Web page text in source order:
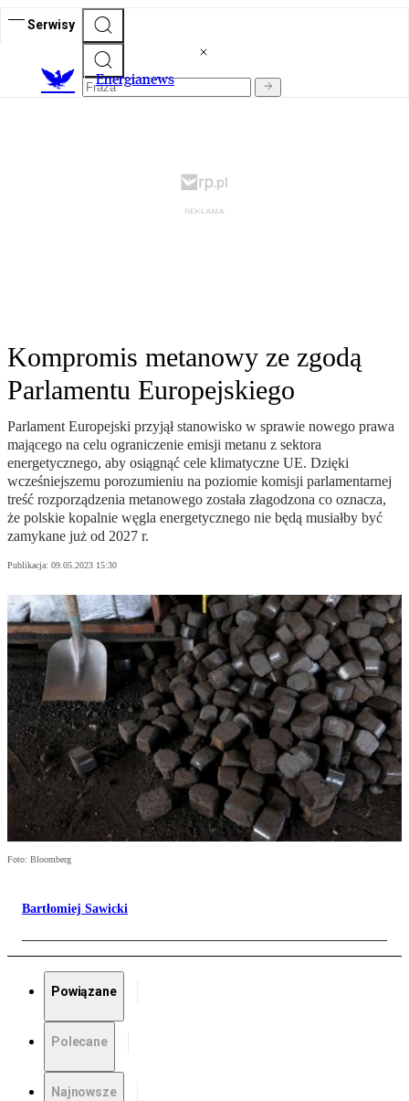
Serwisy
Energianews
Kompromis metanowy ze zgodą
Parlamentu Europejskiego
Parlament Europejski przyjął stanowisko w sprawie nowego prawa
mającego na celu ograniczenie emisji metanu z sektora
energetycznego, aby osiągnąć cele klimatyczne UE. Dzięki
wcześniejszemu porozumieniu na poziomie komisji parlamentarnej
treść rozporządzenia metanowego została złagodzona co oznacza,
że polskie kopalnie węgla energetycznego nie będą musiałby być
zamykane już od 2027 r.
Publikacja: 09.05.2023 15:30
Foto: Bloomberg
Bartłomiej Sawicki
Powiązane
Polecane
Najnowsze